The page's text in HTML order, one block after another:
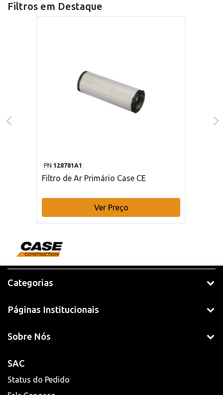
Filtros em Destaque
PN 128781A1
Filtro de Ar Primário Case CE
Ver Preço
Categorias
Páginas Institucionais
Sobre Nós
SAC
Status do Pedido